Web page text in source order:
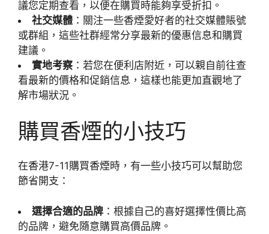
議您定期查看，以便在購買時能夠享受折扣。
社交媒體 ：關注一些香煙愛好者的社交媒體賬號
或群組，這些社群經常分享最新的優惠信息和購買
建議。
實地考察：若您在便利店附近，可以親自前往查
看最新的價格和促銷信息，這樣也能更加直觀地了
解市場狀況。
購買香煙的小技巧
在香港7-11購買香煙時，有一些小技巧可以幫助您
節省開支：
選擇合適的品牌 ：根據自己的喜好選擇性價比高
的品牌，避免隨意購買高價品牌。